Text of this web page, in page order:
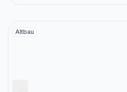
Altbau